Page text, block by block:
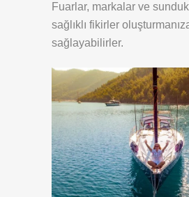
Fuarlar, markalar ve
sağlıklı fikirler
sağlayabilirler.